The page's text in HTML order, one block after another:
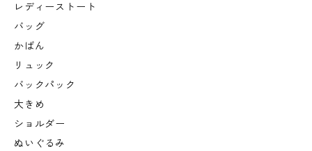
レディーストート
バッグ
かばん
リュック
バックパック
大きめ
ショルダー
ぬいぐるみ